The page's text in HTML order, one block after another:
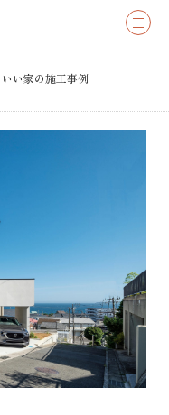
い家の施工事例